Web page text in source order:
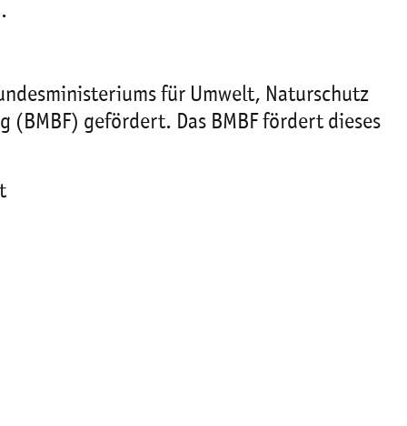
für Umwelt, Naturschutz
gefördert. Das BMBF fördert dieses